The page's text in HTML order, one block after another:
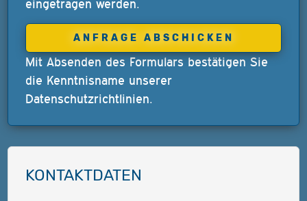
eingetragen werden.
Mit Absenden des Formulars bestätigen Sie
die Kenntnisname unserer
Datenschutzrichtlinien.
KONTAKTDATEN